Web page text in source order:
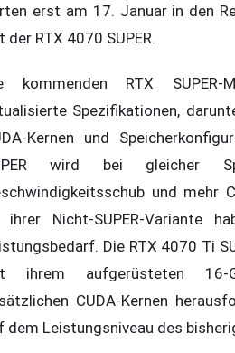
erst am 17. Januar in den
der RTX 4070 SUPER.
kommenden RTX SUPER-
Spezifikationen,
Kernen und
wird bei gleicher
und mehr
ihrer Nicht-SUPER-Variante
Die RTX 4070 Ti
ihrem aufgerüsteten 16-
CUDA-Kernen
dem Leistungsniveau des